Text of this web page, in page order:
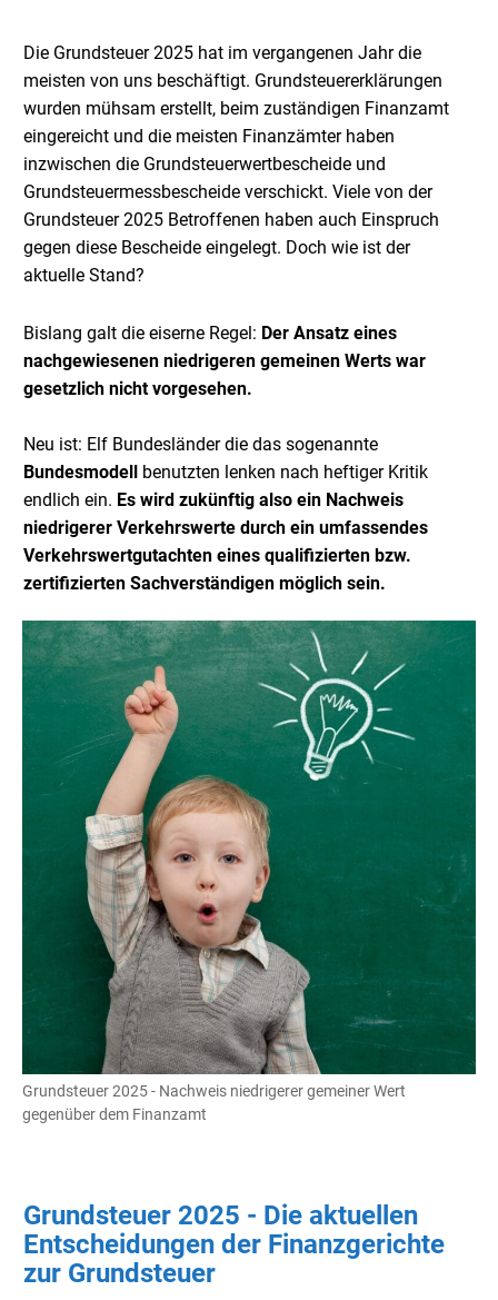
Die Grundsteuer 2025 hat im vergangenen Jahr die
meisten von uns beschäftigt. Grundsteuererklärungen
wurden mühsam erstellt, beim zuständigen Finanzamt
eingereicht und die meisten Finanzämter haben
inzwischen die Grundsteuerwertbescheide und
Grundsteuermessbescheide verschickt. Viele von der
Grundsteuer 2025 Betroffenen haben auch Einspruch
gegen diese Bescheide eingelegt. Doch wie ist der
aktuelle Stand?
Bislang galt die eiserne Regel: Der Ansatz eines
nachgewiesenen niedrigeren gemeinen Werts war
gesetzlich nicht vorgesehen.
Neu ist: Elf Bundesländer die das sogenannte
Bundesmodell
benutzten lenken nach heftiger Kritik
endlich ein. Es wird zukünftig also ein Nachweis
niedrigerer Verkehrswerte durch ein umfassendes
Verkehrswertgutachten eines qualifizierten bzw.
zertifizierten Sachverständigen möglich sein.
Grundsteuer 2025 - Nachweis niedrigerer gemeiner Wert
gegenüber dem Finanzamt
Grundsteuer 2025 - Die aktuellen
Entscheidungen der Finanzgerichte
zur Grundsteuer